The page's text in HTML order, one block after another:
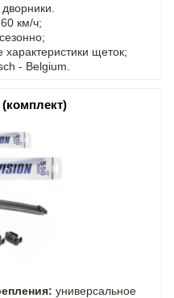
дворники.
км/ч;
щеток;
- Belgium.
универсальное